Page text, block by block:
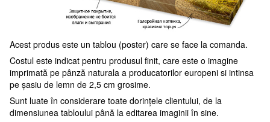
Acest produs este un tablou (poster) care se face la comanda.
Costul este indicat pentru produsul finit, care este o imagine
imprimată pe pânză naturala a producatorilor europeni si intinsa
pe șasiu de lemn de 2,5 cm grosime.
Sunt luate în considerare toate dorințele clientului, de la
dimensiunea tabloului până la editarea imaginii în sine.